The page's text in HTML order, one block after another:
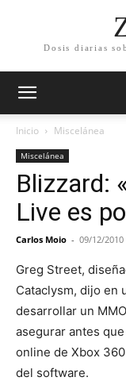
Dosis diarias
Inicio Miscelánea
Miscelánea
Blizzard:
Live es
Carlos Moio - 09/12/2010
Greg Street,
Cataclysm, dijo en
desarrollar un
asegurar antes
online de Xbox
del software.